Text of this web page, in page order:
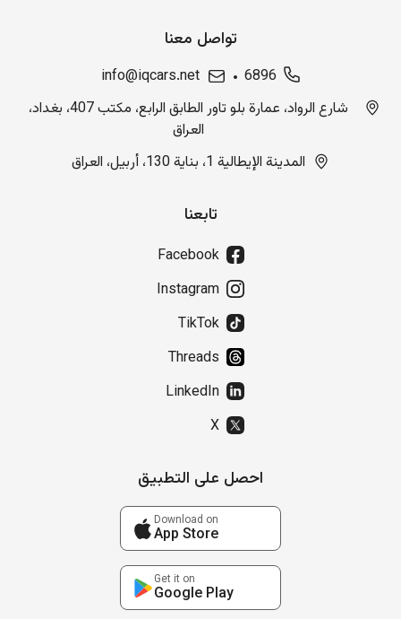
تواصل معنا
6896
info@iqcars.net
شارع الرواد، عمارة بلو تاور الطابق الرابع، مكتب 407، بغداد،
العراق
المدينة الإيطالية 1، بناية 130، أربيل، العراق
تابعنا
Facebook
Instagram
TikTok
Threads
LinkedIn
X
احصل على التطبيق
Download on
App Store
Get it on
Google Play